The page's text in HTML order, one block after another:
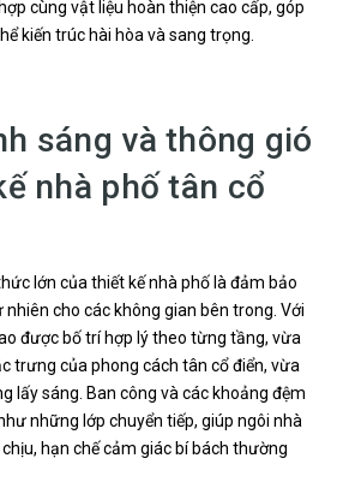
cùng vật liệu hoàn thiện cao cấp, góp
kiến trúc hài hòa và sang trọng.
sáng và thông gió
nhà phố tân cổ
lớn của thiết kế nhà phố là đảm bảo
cho các không gian bên trong. Với
được bố trí hợp lý theo từng tầng, vừa
trưng của phong cách tân cổ điển, vừa
lấy sáng. Ban công và các khoảng đệm
những lớp chuyển tiếp, giúp ngôi nhà
hạn chế cảm giác bí bách thường